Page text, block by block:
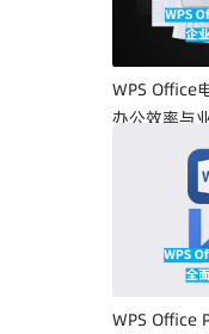
WPS Office
办公效率与
WPS Office